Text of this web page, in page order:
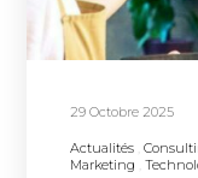
29 Octobre 2025
Actualités
Marketing